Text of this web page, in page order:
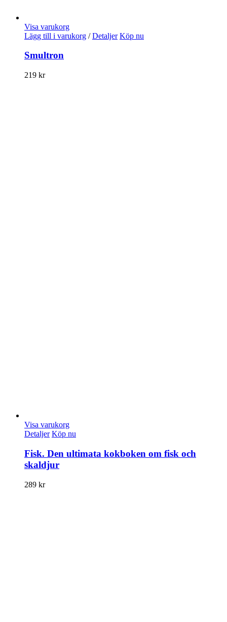
Visa varukorg
Lägg till i varukorg / Detaljer Köp nu
Smultron
219 kr
Visa varukorg
Detaljer Köp nu
Fisk. Den ultimata kokboken om fisk och
skaldjur
289 kr